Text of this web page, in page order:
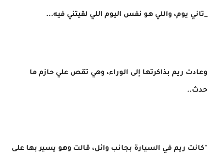
_تاني يوم، واللي هو نفس اليوم اللي لقيتني فيه...
وعادت ريم بذاكرتها إلى الوراء، وهي تقص علي حازم ما
حدث..
"كانت ريم في السيارة بجانب وائل، قالت وهو يسير بها على